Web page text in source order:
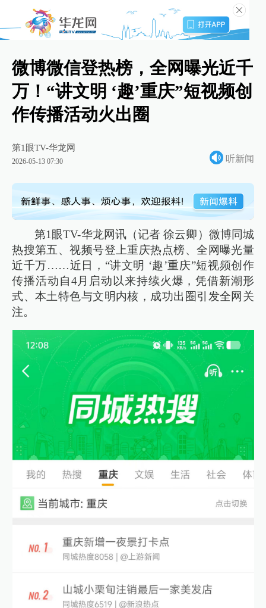
微博微信登热榜，全网曝光近千
万！“讲文明 ‘趣’重庆”短视频创
作传播活动火出圈
第1眼TV-华龙网
2026-05-13 07:30 听新闻
第1眼TV-华龙网讯（记者 徐云卿）微博同城
热搜第五、视频号登上重庆热点榜、全网曝光量
近千万……近日，“讲文明 ‘趣’重庆”短视频创作
传播活动自4月启动以来持续火爆，凭借新潮形
式、本土特色与文明内核，成功出圈引发全网关
注。